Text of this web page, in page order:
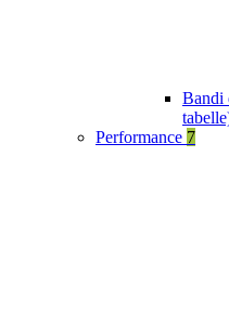
Bandi
Performance 7